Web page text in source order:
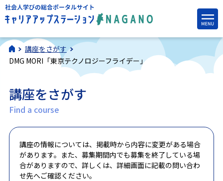
講座をさがす
DMG MORI「東京テクノロジーフライデー」
講座をさがす
Find a course
講座の情報については、掲載時から内容に変更がある場合
があります。また、募集期間内でも募集を終了している場
合がありますので、詳しくは、詳細画面に記載の問い合わ
せ先へご確認ください。